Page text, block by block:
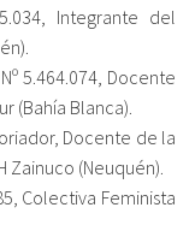
Integrante del
5.464.074, Docente
(Bahía Blanca).
Docente de la
Zainuco (Neuquén).
Colectiva Feminista